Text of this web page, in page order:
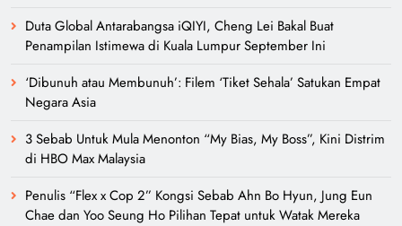
Duta Global Antarabangsa iQIYI, Cheng Lei Bakal Buat
Penampilan Istimewa di Kuala Lumpur September Ini
‘Dibunuh atau Membunuh’: Filem ‘Tiket Sehala’ Satukan Empat
Negara Asia
3 Sebab Untuk Mula Menonton “My Bias, My Boss”, Kini Distrim
di HBO Max Malaysia
Penulis “Flex x Cop 2” Kongsi Sebab Ahn Bo Hyun, Jung Eun
Chae dan Yoo Seung Ho Pilihan Tepat untuk Watak Mereka